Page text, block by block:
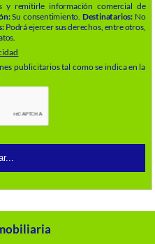
y remitirle información comercial de
Su consentimiento. Destinatarios:No
Podrá ejercer sus derechos, entre otros,
publicitarios tal como se indica en la